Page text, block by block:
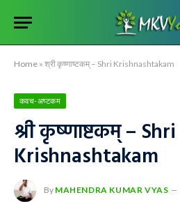
Home » श्री कृष्णाष्टकम् – Shri Krishnashtakam
कवच-अष्टकम
श्री कृष्णाष्टकम् – Shri
Krishnashtakam
By MAHENDRA KUMAR VYAS